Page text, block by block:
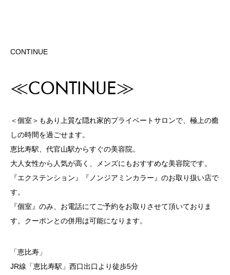
CONTINUE
≪CONTINUE≫
＜個室＞もあり上質な隠れ家的プライベートサロンで、極上の癒
しの時間を過ごせます。
恵比寿駅、代官山駅からすぐの美容院。
大人女性から人気が高く、メンズにもおすすめな美容院です。
『エクステンション』『ノンジアミンカラー』のお取り扱い店で
す。
『個室』のみ、お電話にてご予約をお取りさせて頂いておりま
す。クーポンとの併用は可能になります。
「恵比寿」
JR線「恵比寿駅」西口出口より徒歩5分